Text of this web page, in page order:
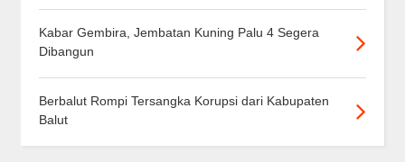
Kabar Gembira, Jembatan Kuning Palu 4 Segera
Dibangun
Berbalut Rompi Tersangka Korupsi dari Kabupaten
Balut